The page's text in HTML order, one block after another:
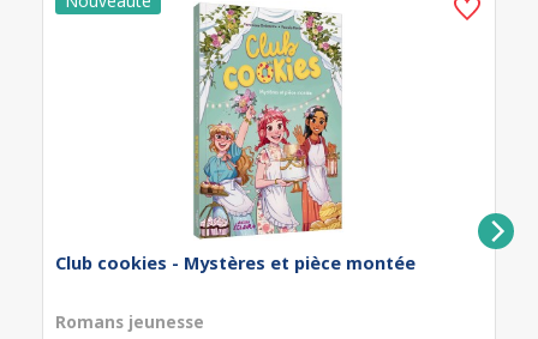
Club cookies - Mystères et pièce montée
Romans jeunesse